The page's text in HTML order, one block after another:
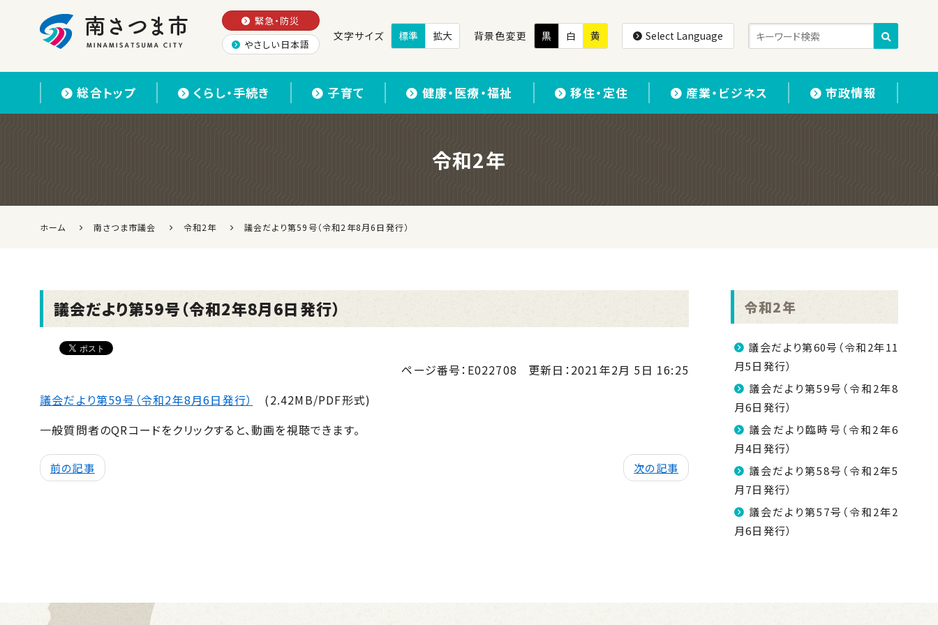
緊急・防災
やさしい日本語
文字サイズ 標準 拡大 背景色変更 黒 白 黄 Select Language
総合トップ くらし・手続き 子育て 健康・医療・福祉 移住・定住 産業・ビジネス 市政情報
令和2年
ホーム 南さつま市議会 令和2年 議会だより第59号（令和2年8月6日発行）
議会だより第59号（令和2年8月6日発行）
ページ番号：E022708 更新日：2021年2月 5日 16:25
議会だより第59号（令和2年8月6日発行）
(2.42MB/PDF形式)
一般質問者のQRコードをクリックすると、動画を視聴できます。
前の記事 次の記事
令和2年
議会だより第60号（令和2年11
月5日発行）
議会だより第59号（令和2年8
月6日発行）
議会だより臨時号（令和2年6
月4日発行）
議会だより第58号（令和2年5
月7日発行）
議会だより第57号（令和2年2
月6日発行）